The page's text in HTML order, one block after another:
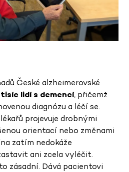
České alzheimerovské
lidí s demencí, přičemž
diagnózu a léčí se.
projevuje drobnými
orientací nebo změnami
zatím nedokáže
ani zcela vyléčit.
zásadní. Dává pacientovi